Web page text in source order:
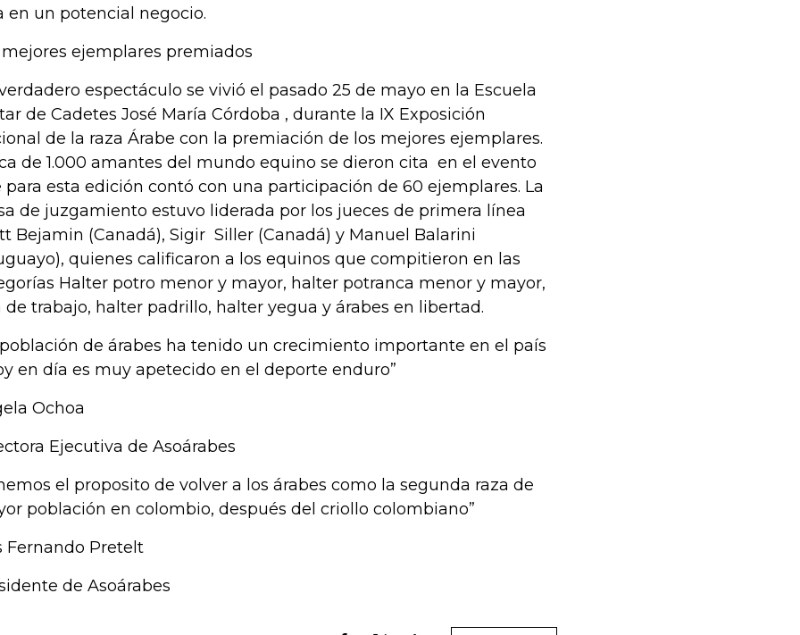
en un potencial negocio.
mejores ejemplares premiados
espectáculo se vivió el pasado 25 de mayo en la Escuela
de Cadetes José María Córdoba , durante la IX Exposición
de la raza Árabe con la premiación de los mejores ejemplares.
de 1.000 amantes del mundo equino se dieron cita en el evento
para esta edición contó con una participación de 60 ejemplares. La
de juzgamiento estuvo liderada por los jueces de primera línea
Bejamin (Canadá), Sigir Siller (Canadá) y Manuel Balarini
quienes calificaron a los equinos que compitieron en las
Halter potro menor y mayor, halter potranca menor y mayor,
de trabajo, halter padrillo, halter yegua y árabes en libertad.
población de árabes ha tenido un crecimiento importante en el país
en día es muy apetecido en el deporte enduro”
Ochoa
Ejecutiva de Asoárabes
el proposito de volver a los árabes como la segunda raza de
población en colombio, después del criollo colombiano”
Fernando Pretelt
de Asoárabes